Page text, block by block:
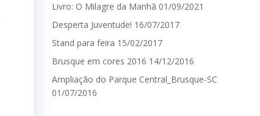
Livro: O Milagre da Manhã 01/09/2021
Desperta Juventude! 16/07/2017
Stand para feira 15/02/2017
Brusque em cores 2016 14/12/2016
Ampliação do Parque Central_Brusque-SC
01/07/2016